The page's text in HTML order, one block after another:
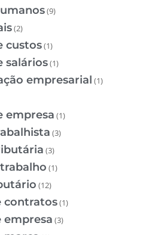
(9)
(2)
custos(1)
salários(1)
empresarial (1)
empresa (1)
(3)
(3)
(1)
(12)
contratos(1)
empresa (3)